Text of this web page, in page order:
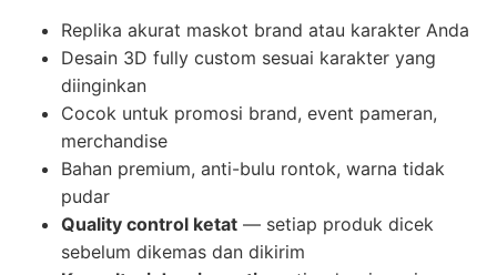
Replika akurat maskot brand atau karakter Anda
Desain 3D fully custom sesuai karakter yang
diinginkan
Cocok untuk promosi brand, event pameran,
merchandise
Bahan premium, anti-bulu rontok, warna tidak
pudar
Quality control ketat — setiap produk dicek
sebelum dikemas dan dikirim